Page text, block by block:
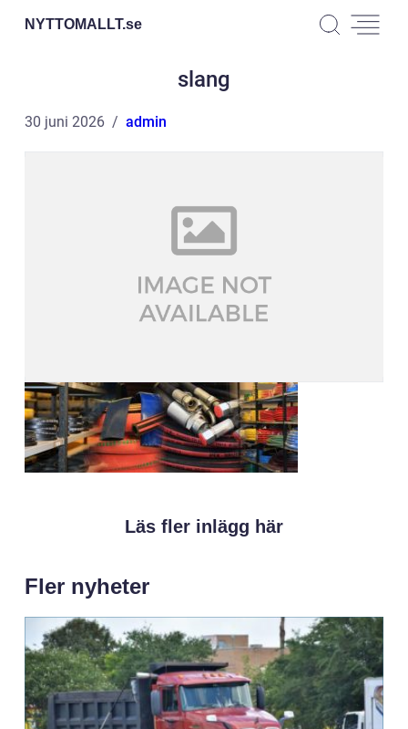
NYTTOMALLT.se
slang
30 juni 2026 admin
Läs fler inlägg här
Fler nyheter